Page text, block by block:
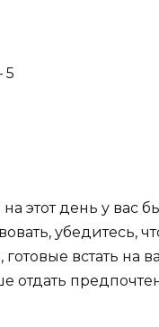
5
этот день у вас
убедитесь,
встать на
отдать